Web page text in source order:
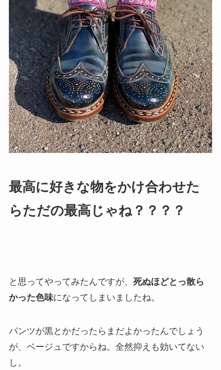
最高に好きな物をかけ合わせた
らただの最高じゃね？？？？
と思ってやってみたんですが、 死ぬほどとっ散ら
かった色味になってしまいましたね。
パンツが黒とかだったらまだよかったんでしょう
が、ベージュですからね。全然抑えも効いてない
し。